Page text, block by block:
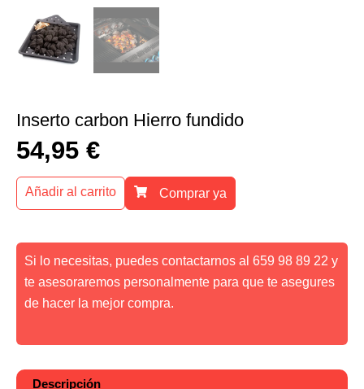
Inserto carbon Hierro fundido
54,95 €
Añadir al carrito Comprar ya
Si lo necesitas, puedes contactarnos al 659 98 89 22 y
te asesoraremos personalmente para que te asegures
de hacer la mejor compra.
Descripción